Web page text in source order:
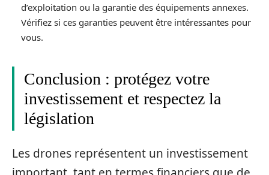
d’exploitation ou la garantie des équipements annexes.
Vérifiez si ces garanties peuvent être intéressantes pour
vous.
Conclusion : protégez votre
investissement et respectez la
législation
Les drones représentent un investissement